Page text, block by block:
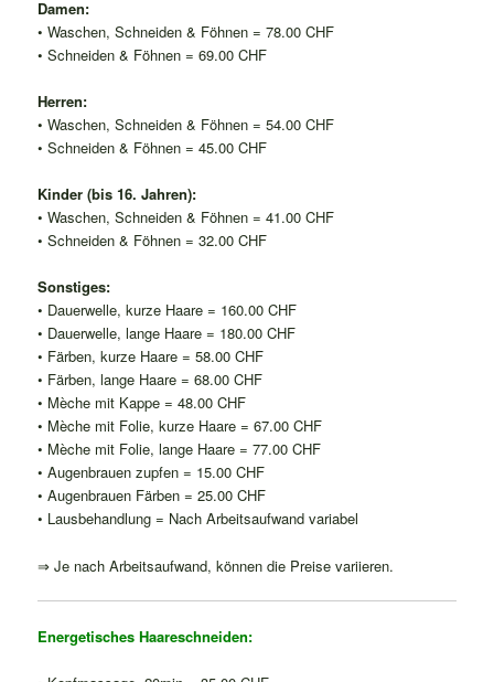
Damen:
• Waschen, Schneiden & Föhnen = 78.00 CHF
• Schneiden & Föhnen = 69.00 CHF
Herren:
• Waschen, Schneiden & Föhnen = 54.00 CHF
• Schneiden & Föhnen = 45.00 CHF
Kinder (bis 16. Jahren):
• Waschen, Schneiden & Föhnen = 41.00 CHF
• Schneiden & Föhnen = 32.00 CHF
Sonstiges:
• Dauerwelle, kurze Haare = 160.00 CHF
• Dauerwelle, lange Haare = 180.00 CHF
• Färben, kurze Haare = 58.00 CHF
• Färben, lange Haare = 68.00 CHF
• Mèche mit Kappe = 48.00 CHF
• Mèche mit Folie, kurze Haare = 67.00 CHF
• Mèche mit Folie, lange Haare = 77.00 CHF
• Augenbrauen zupfen = 15.00 CHF
• Augenbrauen Färben = 25.00 CHF
• Lausbehandlung = Nach Arbeitsaufwand variabel
⇒ Je nach Arbeitsaufwand, können die Preise variieren.
Energetisches Haareschneiden: